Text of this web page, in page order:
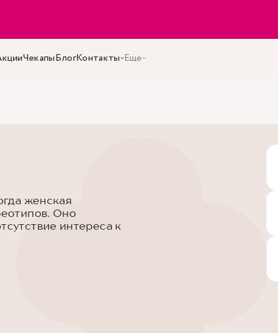
ЧекапыБлогКонтакты Еще
женская
Оно
интереса к